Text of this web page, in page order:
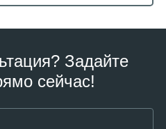
Задайте
сейчас!